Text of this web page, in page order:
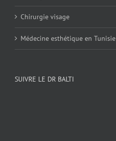
Chirurgie visage
Médecine esthétique en Tunisie
SUIVRE LE DR BALTI